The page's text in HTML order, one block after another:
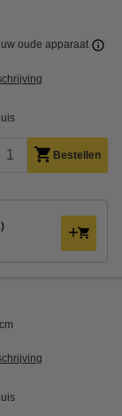
uw oude apparaat
Bestellen